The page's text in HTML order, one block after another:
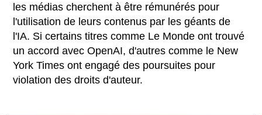
les médias cherchent à être rémunérés pour
l'utilisation de leurs contenus par les géants de
l'IA. Si certains titres comme Le Monde ont trouvé
un accord avec OpenAI, d'autres comme le New
York Times ont engagé des poursuites pour
violation des droits d'auteur.